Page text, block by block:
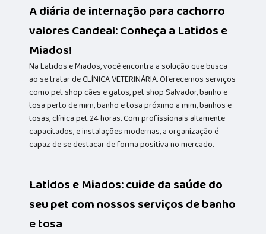
A diária de internação para cachorro
valores Candeal: Conheça a Latidos e
Miados!
Na Latidos e Miados, você encontra a solução que busca
ao se tratar de CLÍNICA VETERINÁRIA. Oferecemos serviços
como pet shop cães e gatos, pet shop Salvador, banho e
tosa perto de mim, banho e tosa próximo a mim, banhos e
tosas, clínica pet 24 horas. Com profissionais altamente
capacitados, e instalações modernas, a organização é
capaz de se destacar de forma positiva no mercado.
Latidos e Miados: cuide da saúde do
seu pet com nossos serviços de banho
e tosa